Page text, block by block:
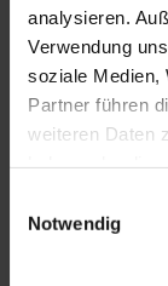
analysieren.
Verwendung
soziale Medien,
Partner führen
weiteren Daten
Cookies, wenn
Notwendig
KONTAKT